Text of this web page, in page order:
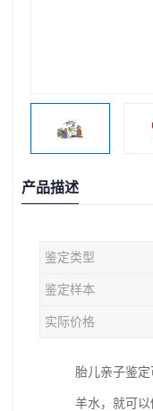
产品描述
鉴定类型
鉴定样本
实际价格
胎儿亲子鉴
羊水，就可